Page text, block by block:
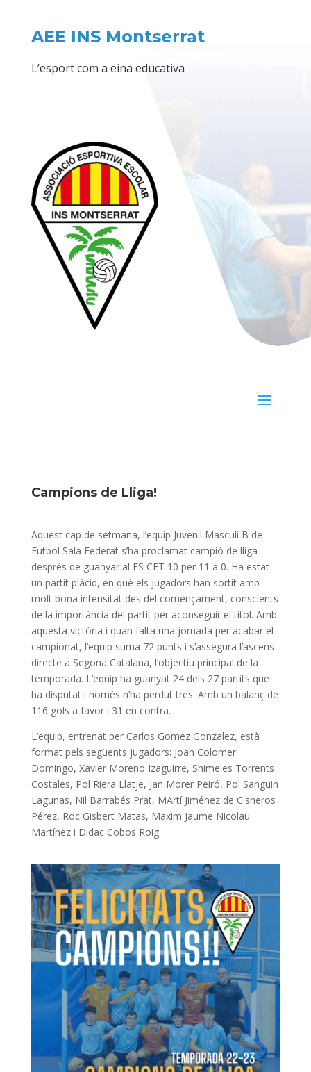
AEE INS Montserrat
L’esport com a eina educativa
Campions de Lliga!
Aquest cap de setmana, l’equip Juvenil Masculí B de
Futbol Sala Federat s’ha proclamat campió de lliga
després de guanyar al FS CET 10 per 11 a 0. Ha estat
un partit plàcid, en què els jugadors han sortit amb
molt bona intensitat des del començament, conscients
de la importància del partit per aconseguir el títol. Amb
aquesta victòria i quan falta una jornada per acabar el
campionat, l’equip suma 72 punts i s’assegura l’ascens
directe a Segona Catalana, l’objectiu principal de la
temporada. L’equip ha guanyat 24 dels 27 partits que
ha disputat i només n’ha perdut tres. Amb un balanç de
116 gols a favor i 31 en contra.
L’equip, entrenat per Carlos Gomez Gonzalez, està
format pels següents jugadors: Joan Colomer
Domingo, Xavier Moreno Izaguirre, Shimeles Torrents
Costales, Pol Riera Llatje, Jan Morer Peiró, Pol Sanguin
Lagunas, Nil Barrabés Prat, MArtí Jiménez de Cisneros
Pérez, Roc Gisbert Matas, Maxim Jaume Nicolau
Martínez i Didac Cobos Roig.